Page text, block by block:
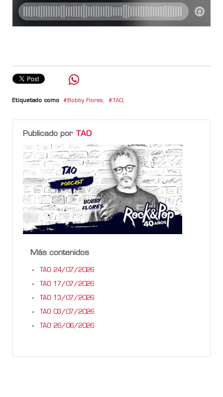
Etiquetado como Bobby Flores, TAO,
Publicado por TAO
Más contenidos
TAO 24/07/2026
TAO 17/07/2026
TAO 13/07/2026
TAO 03/07/2026
TAO 26/06/2026